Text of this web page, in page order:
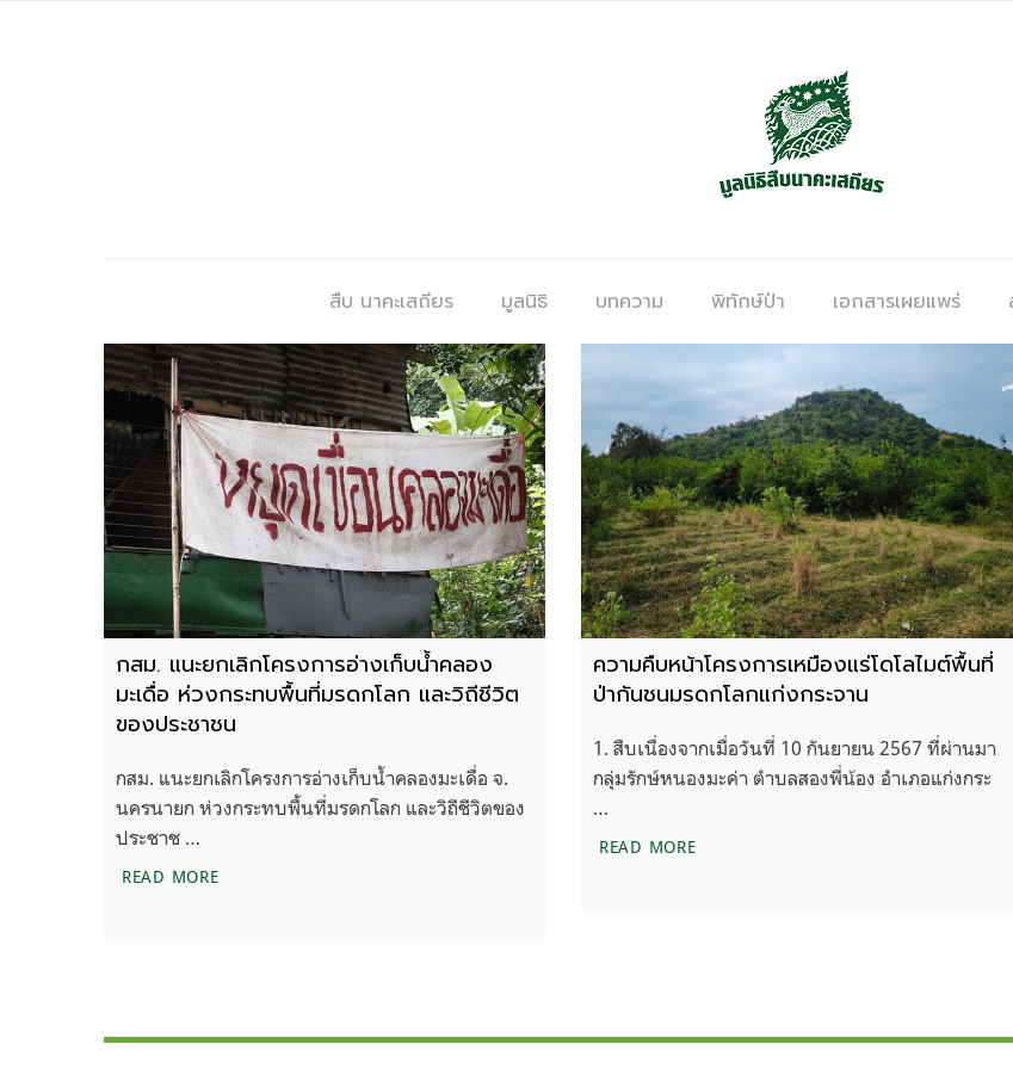
สืบ นาคะเสถียร มูลนิธิ บทความ พิทักษ์ป่า เอกสารเผยแพร่
กสม. แนะยกเลิกโครงการอ่างเก็บน้ำคลอง
มะเดื่อ ห่วงกระทบพื้นที่มรดกโลก และวิถีชีวิต
ของประชาชน
กสม. แนะยกเลิกโครงการอ่างเก็บน้ำคลองมะเดื่อ จ.
นครนายก ห่วงกระทบพื้นที่มรดกโลก และวิถีชีวิตของ
ประชาช …
READ MOREกสม. แนะยกเลิกโครงการอ่างเก็บน้ำคลองมะเดื่อ ห่วงกระทบพื้นที่มรดกโลก และวิถีชีวิตของประชาชน
ความคืบหน้าโครงการเหมืองแร่โดโลไมต์พื้นที่
ป่ากันชนมรดกโลกแก่งกระจาน
1. สืบเนื่องจากเมื่อวันที่ 10 กันยายน 2567 ที่ผ่านมา
กลุ่มรักษ์หนองมะค่า ตำบลสองพี่น้อง อำเภอแก่งกระ
…
READ MOREความคืบหน้าโครงการเหมืองแร่โดโลไมต์